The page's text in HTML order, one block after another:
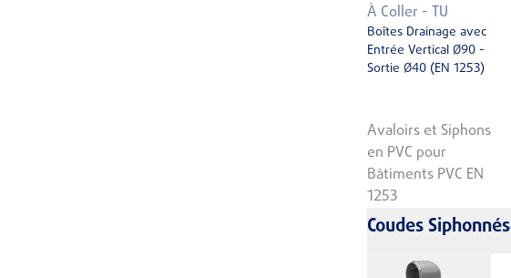
À Coller - TU
Boîtes Drainage avec
Entrée Vertical Ø90 -
Sortie Ø40 (EN 1253)
Avaloirs et Siphons
en PVC pour
Bâtiments PVC EN
1253
Coudes Siphonnés